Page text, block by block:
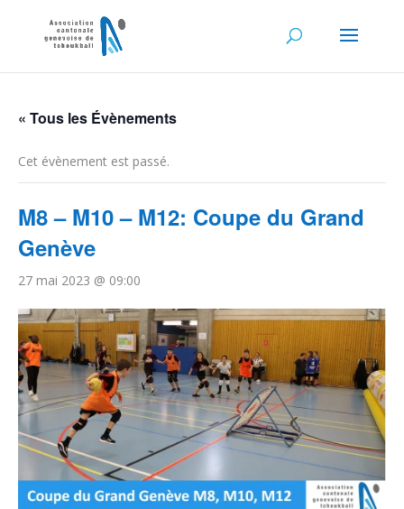
« Tous les Évènements
Cet évènement est passé.
M8 – M10 – M12: Coupe du Grand
Genève
27 mai 2023 @ 09:00